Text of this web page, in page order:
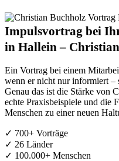
Impulsvortrag bei
in Hallein –
Ein Vortrag bei einem
wenn er nicht nur informiert –
Genau das ist die Stärke von
echte Praxisbeispiele und die
Menschen zu einer neuen
✓ 700+ Vorträge
✓ 26 Länder
✓ 100.000+ Menschen